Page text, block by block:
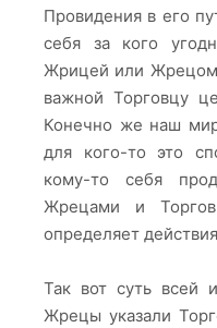
Провидения в его
себя за кого
Жрицей или
важной Торговцу
Конечно же наш
для кого-то это
кому-то себя
Жрецами и
определяет
Так вот суть всей
Жрецы указали